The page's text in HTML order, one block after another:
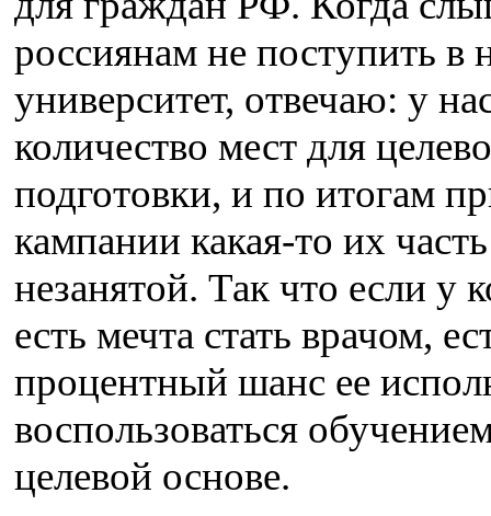
россиянам не поступить в
университет, отвечаю: у
количество мест для
подготовки, и по итогам
кампании какая-то их
незанятой. Так что если у
есть мечта стать врачом,
процентный шанс ее
воспользоваться
целевой основе.